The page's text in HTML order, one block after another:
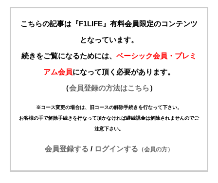
こちらの記事は『F1LIFE』有料会員限定のコンテンツ
となっています。
続きをご覧になるためには、 ベーシック会員・プレミ
アム会員になって頂く必要があります。
（会員登録の方法はこちら）
※コース変更の場合は、旧コースの解除手続きを行なって下さい。
お客様の手で解除手続きを行なって頂かなければ継続課金は解除されませんのでご
注意下さい。
会員登録する / ログインする （会員の方）